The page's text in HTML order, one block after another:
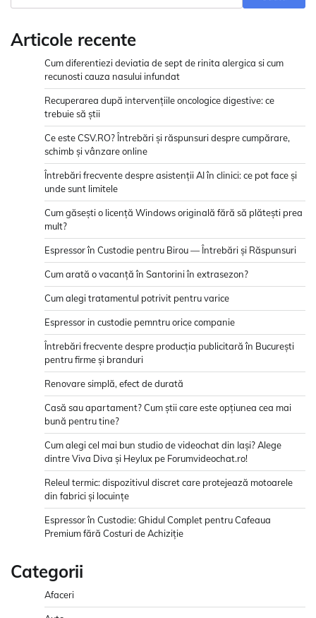
Articole recente
Cum diferentiezi deviatia de sept de rinita alergica si cum
recunosti cauza nasului infundat
Recuperarea după intervențiile oncologice digestive: ce
trebuie să știi
Ce este CSV.RO? Întrebări și răspunsuri despre cumpărare,
schimb și vânzare online
Întrebări frecvente despre asistenții AI în clinici: ce pot face și
unde sunt limitele
Cum găsești o licență Windows originală fără să plătești prea
mult?
Espressor în Custodie pentru Birou — Întrebări și Răspunsuri
Cum arată o vacanță în Santorini în extrasezon?
Cum alegi tratamentul potrivit pentru varice
Espressor in custodie pemntru orice companie
Întrebări frecvente despre producția publicitară în București
pentru firme și branduri
Renovare simplă, efect de durată
Casă sau apartament? Cum știi care este opțiunea cea mai
bună pentru tine?
Cum alegi cel mai bun studio de videochat din Iași? Alege
dintre Viva Diva și Heylux pe Forumvideochat.ro!
Releul termic: dispozitivul discret care protejează motoarele
din fabrici și locuințe
Espressor în Custodie: Ghidul Complet pentru Cafeaua
Premium fără Costuri de Achiziție
Categorii
Afaceri